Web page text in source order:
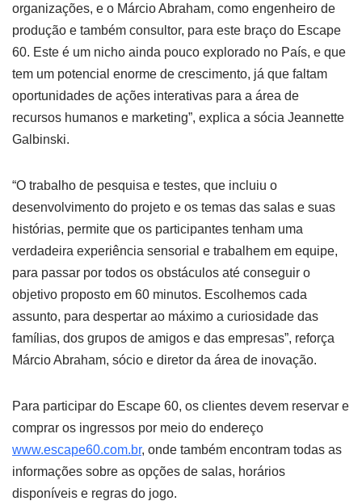
organizações, e o Márcio Abraham, como engenheiro de
produção e também consultor, para este braço do Escape
60. Este é um nicho ainda pouco explorado no País, e que
tem um potencial enorme de crescimento, já que faltam
oportunidades de ações interativas para a área de
recursos humanos e marketing”, explica a sócia Jeannette
Galbinski.
“O trabalho de pesquisa e testes, que incluiu o
desenvolvimento do projeto e os temas das salas e suas
histórias, permite que os participantes tenham uma
verdadeira experiência sensorial e trabalhem em equipe,
para passar por todos os obstáculos até conseguir o
objetivo proposto em 60 minutos. Escolhemos cada
assunto, para despertar ao máximo a curiosidade das
famílias, dos grupos de amigos e das empresas”, reforça
Márcio Abraham, sócio e diretor da área de inovação.
Para participar do Escape 60, os clientes devem reservar e
comprar os ingressos por meio do endereço
www.escape60.com.br, onde também encontram todas as
informações sobre as opções de salas, horários
disponíveis e regras do jogo.